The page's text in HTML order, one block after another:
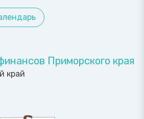
Приморского края
край